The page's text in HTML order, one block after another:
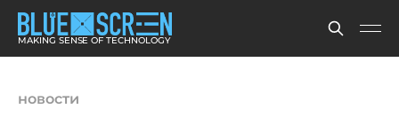
MAKING SENSE OF TECHNOLOGY
новости